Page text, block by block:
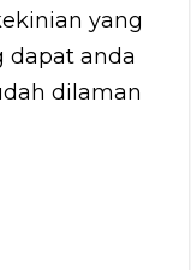
yang
dapat anda
dilaman